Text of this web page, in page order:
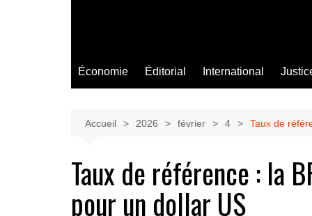
Économie Éditorial International
Accueil 2026 février 4 Taux de
Taux de référence : la
pour un dollar US